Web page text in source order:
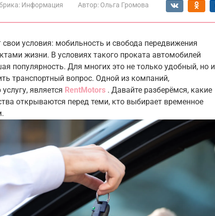
Информация Автор: Ольга Громова
условия: мобильность и свобода передвижения
жизни. В условиях такого проката автомобилей
популярность. Для многих это не только удобный, но и
транспортный вопрос. Одной из компаний,
является RentMotors . Давайте разберёмся, какие
открываются перед теми, кто выбирает временное